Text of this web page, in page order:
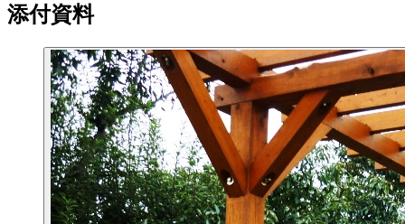
添付資料